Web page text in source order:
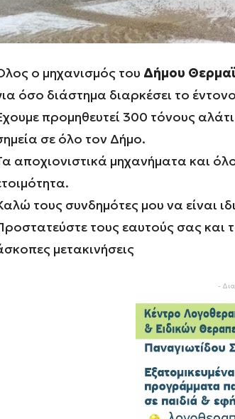
ο μηχανισμός του Δήμου
όσο διάστημα διαρκέσει το
προμηθευτεί 300 τόνους
σε όλο τον Δήμο.
αποχιονιστικά μηχανήματα και
τους συνδημότες μου να είναι
τους εαυτούς σας και
μετακινήσεις
-